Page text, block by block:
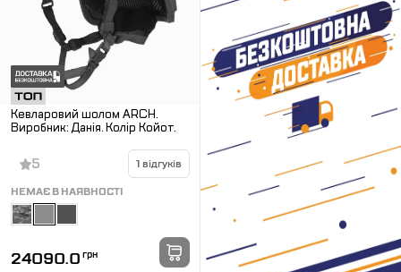
Кевларовий шолом ARCH.
Виробник: Данія. Колір Койот.
5 1 відгуків
НЕМАЄ В НАЯВНОСТІ
24090.0 грн